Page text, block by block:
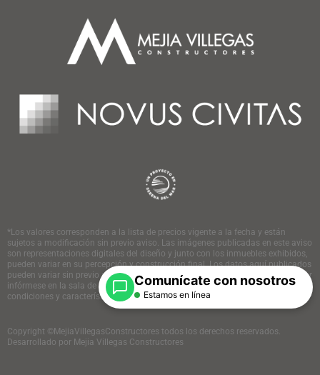
*Los valores corresponden a la lista de precios vigente a la fecha y están
sujetos a modificación sin previo aviso. Las imágenes publicadas en este aviso
son representaciones digitales del diseño y junto con los inmuebles exhibidos,
pueden variar en su percepción y construcción final. Los datos aquí publicados
pueden variar sin previo aviso. Antes de tomar su decisión de compra por favor
infórmese en la sala de negocios y con su asesor comercial acerca de las
condiciones y características del proyecto de su interés.
Copyright ©MejiaVillegasConstructores todos los derechos reservados.
Desarrollado por Mejia Villegas Constructores
Comunícate con nosotros
Estamos en línea